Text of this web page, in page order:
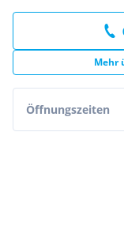
Mehr
Öffnungszeiten